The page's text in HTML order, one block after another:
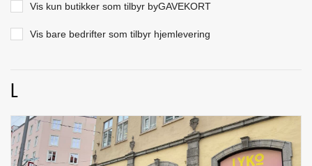
Vis kun butikker som tilbyr byGAVEKORT
Vis bare bedrifter som tilbyr hjemlevering
L